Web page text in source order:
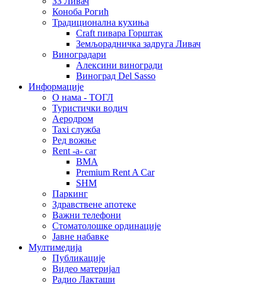
Коноба Рогић
Традиционална кухиња
Craft пивара Горштак
Земљорадничка задруга Ливач
Виноградари
Алексини виногради
Виноград Del Sasso
Информације
О нама - ТОГЛ
Туристички водич
Аеродром
Taxi служба
Ред вожње
Rent -a- car
BMA
Premium Rent A Car
SHM
Паркинг
Здравствене апотеке
Важни телефони
Стоматолошке ординације
Јавне набавке
Мултимедија
Публикације
Видео материјал
Радио Лакташи